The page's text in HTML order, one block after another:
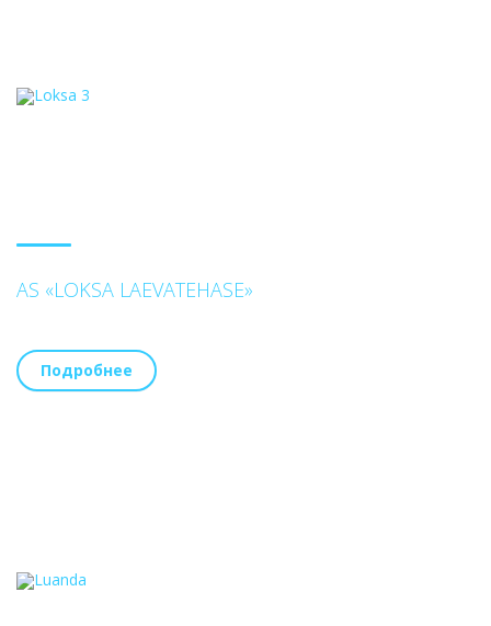
AS «LOKSA LAEVATEHASE»
Подробнее